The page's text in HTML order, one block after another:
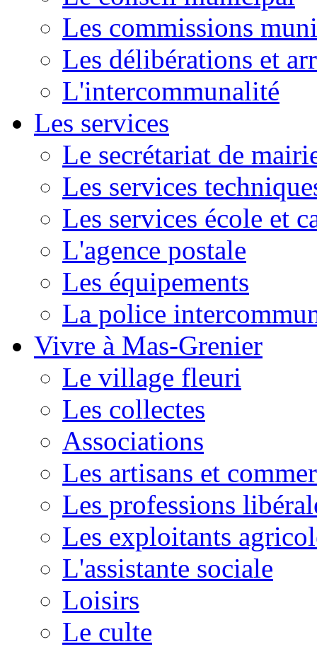
Les commissions
Les délibérations et
L'intercommunalité
Les services
Le secrétariat de
Les services
Les services école et
L'agence postale
Les équipements
La police
Vivre à Mas-Grenier
Le village fleuri
Les collectes
Associations
Les artisans et
Les professions
Les exploitants
L'assistante sociale
Loisirs
Le culte